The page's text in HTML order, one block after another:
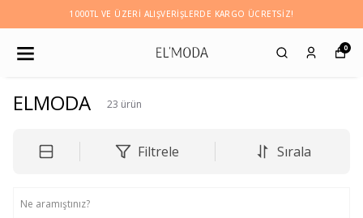
1000TL VE ÜZERI ALIŞVERIŞLERDE KARGO ÜCRETSİZ!
0
ELMODA 23 ürün
Filtrele Sırala